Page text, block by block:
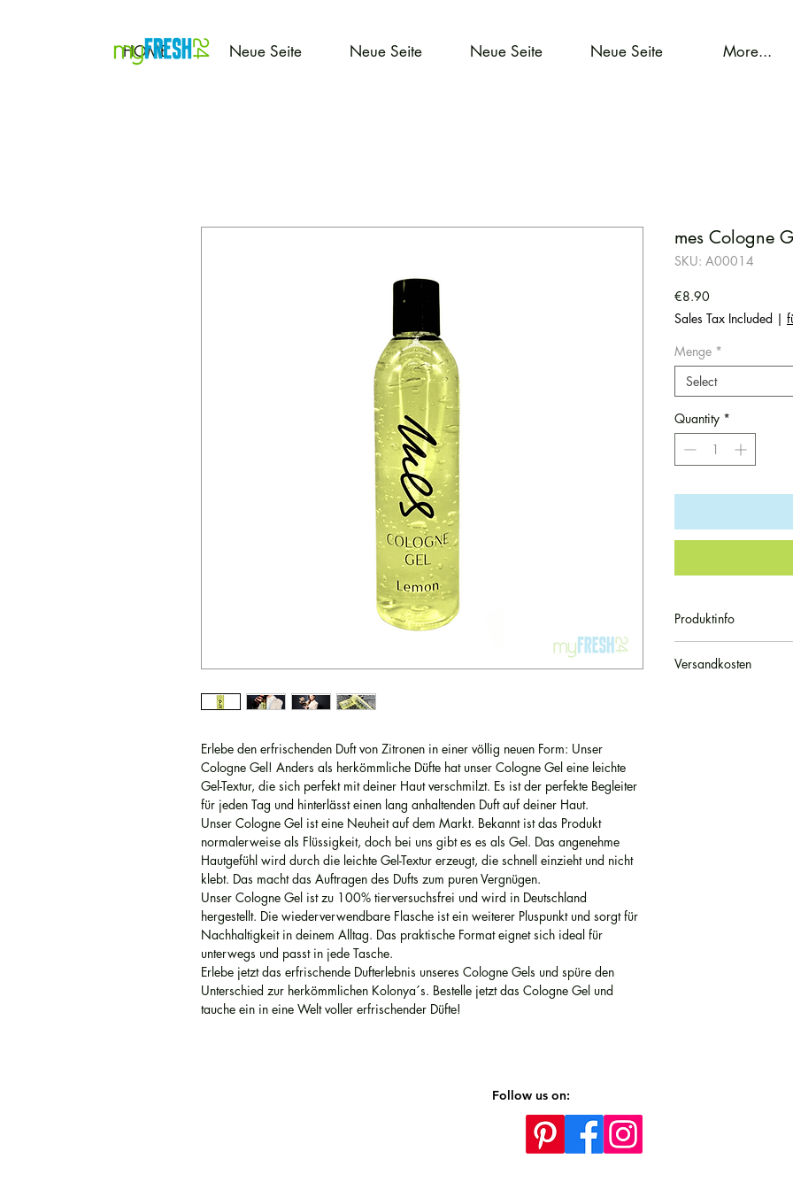
HOME Neue Seite Neue Seite Neue Seite Neue Seite More...
Erlebe den erfrischenden Duft von Zitronen in einer völlig neuen Form: Unser
Cologne Gel! Anders als herkömmliche Düfte hat unser Cologne Gel eine leichte
Gel-Textur, die sich perfekt mit deiner Haut verschmilzt. Es ist der perfekte Begleiter
für jeden Tag und hinterlässt einen lang anhaltenden Duft auf deiner Haut.
Unser Cologne Gel ist eine Neuheit auf dem Markt. Bekannt ist das Produkt
normalerweise als Flüssigkeit, doch bei uns gibt es es als Gel. Das angenehme
Hautgefühl wird durch die leichte Gel-Textur erzeugt, die schnell einzieht und nicht
klebt. Das macht das Auftragen des Dufts zum puren Vergnügen.
Unser Cologne Gel ist zu 100% tierversuchsfrei und wird in Deutschland
hergestellt. Die wiederverwendbare Flasche ist ein weiterer Pluspunkt und sorgt für
Nachhaltigkeit in deinem Alltag. Das praktische Format eignet sich ideal für
unterwegs und passt in jede Tasche.
Erlebe jetzt das erfrischende Dufterlebnis unseres Cologne Gels und spüre den
Unterschied zur herkömmlichen Kolonya´s. Bestelle jetzt das Cologne Gel und
tauche ein in eine Welt voller erfrischender Düfte!
mes Cologne
SKU: A00014
€8.90
Sales Tax Included |
Menge *
Select
Quantity *
Produktinfo
1 Stück / 2 Stück /
Versandkosten
Follow us on: